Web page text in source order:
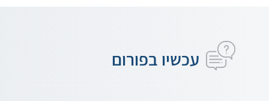
עכשיו בפורום